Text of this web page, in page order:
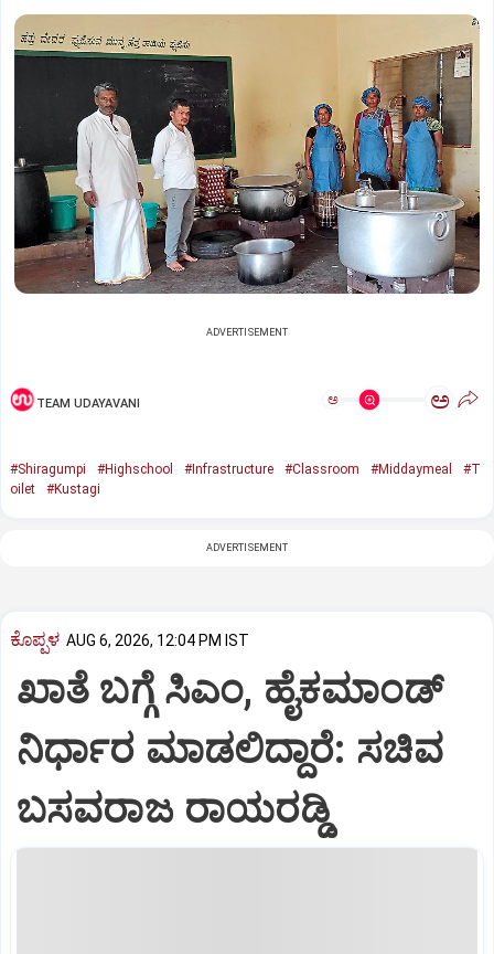
ADVERTISEMENT
TEAM UDAYAVANI ಅ ಅ
#Shiragumpi #Highschool #Infrastructure #Classroom #Middaymeal
#T
oilet
#Kustagi
ADVERTISEMENT
ಕೊಪ್ಪಳ AUG 6, 2026, 12:04 PM IST
ಖಾತೆ ಬಗ್ಗೆ ಸಿಎಂ, ಹೈಕಮಾಂಡ್
ನಿರ್ಧಾರ ಮಾಡಲಿದ್ದಾರೆ: ಸಚಿವ
ಬಸವರಾಜ ರಾಯರಡ್ಡಿ